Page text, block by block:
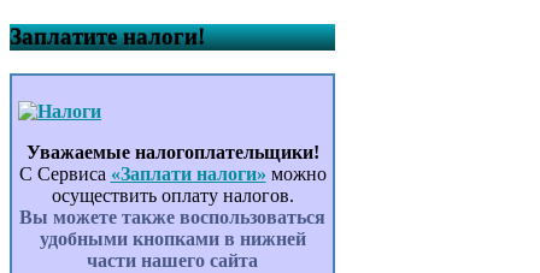
Заплатите налоги!
Уважаемые налогоплательщики!
С Сервиса «Заплати налоги» можно
осуществить оплату налогов.
Вы можете также воспользоваться
удобными кнопками в нижней
части нашего сайта